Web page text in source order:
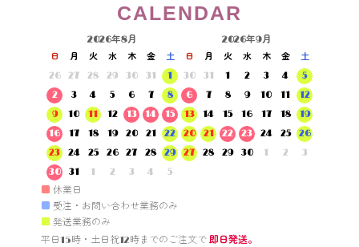
CALENDAR
2026年8月
日 月 火 水 木 金
土
26
27 28 29 30 31
1
2
3 4 5 6 7
8
9
10 11 12 13 14
15
16
17 18 19 20 21
22
23
24 25 26 27 28
29
30
31 1 2 3 4 5
2026年9月
日 月 火 水 木 金
土
30
31 1 2 3 4
5
6
7 8 9 10 11
12
13
14 15 16 17 18
19
20
21 22 23 24 25
26
27
28 29 30 1 2 3
■ 休業日
■ 受注・お問い合わせ業務のみ
■ 発送業務のみ
平日15時・土日祝12時までのご注文で 即日発送。